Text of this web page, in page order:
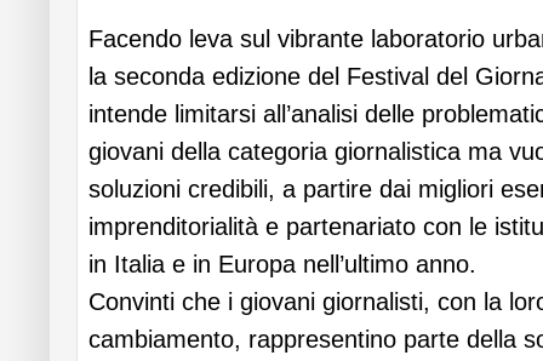
Facendo leva sul vibrante laboratorio
la seconda edizione del Festival del
intende limitarsi all’analisi delle
giovani della categoria giornalistica ma
soluzioni credibili, a partire dai migliori
imprenditorialità e partenariato con le
in Italia e in Europa nell’ultimo anno.
Convinti che i giovani giornalisti, con la
cambiamento, rappresentino parte della